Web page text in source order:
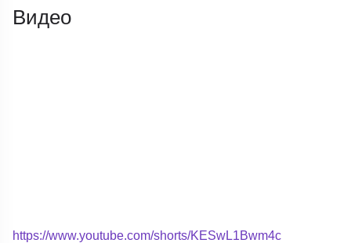
Видео
https://www.youtube.com/shorts/KESwL1Bwm4c